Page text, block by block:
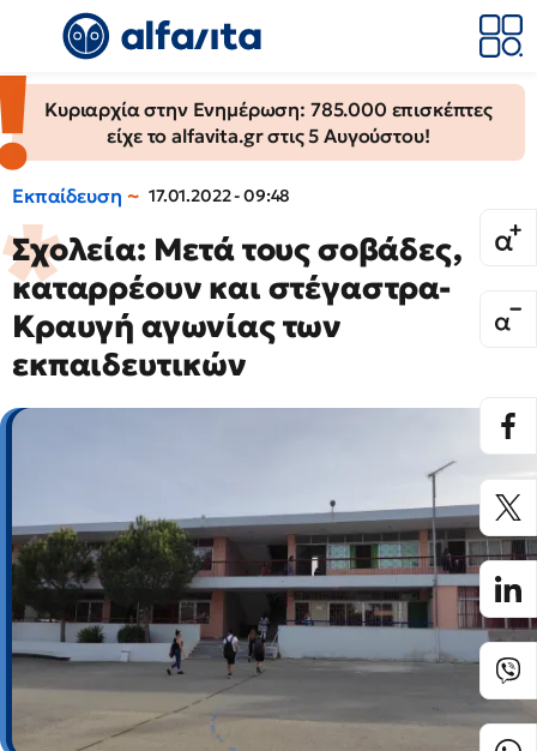
Κυριαρχία στην Ενημέρωση: 785.000 επισκέπτες
είχε το alfavita.gr στις 5 Αυγούστου!
Εκπαίδευση 17.01.2022 - 09:48
Σχολεία: Μετά τους σοβάδες,
καταρρέουν και στέγαστρα-
Κραυγή αγωνίας των
εκπαιδευτικών